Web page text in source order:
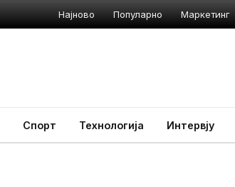
Најново Популарно Маркетинг
Спорт Технологија Интервју